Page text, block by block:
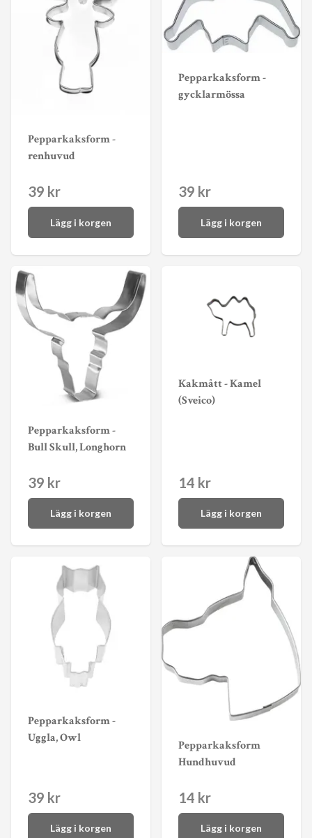
Pepparkaksform -
renhuvud
39 kr
Lägg i korgen
Pepparkaksform -
gycklarmössa
39 kr
Lägg i korgen
Pepparkaksform -
Bull Skull, Longhorn
39 kr
Lägg i korgen
Kakmått - Kamel
(Sveico)
14 kr
Lägg i korgen
Pepparkaksform -
Uggla, Owl
39 kr
Lägg i korgen
Pepparkaksform
Hundhuvud
14 kr
Lägg i korgen